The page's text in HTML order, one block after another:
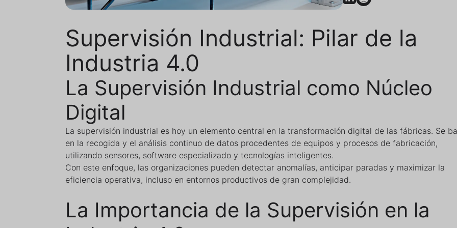
Supervisión Industrial: Pilar de la
Industria 4.0
La Supervisión Industrial como Núcleo
Digital
La supervisión industrial es hoy un elemento central en la transformación digital de las fábricas. Se
en la recogida y el análisis continuo de datos procedentes de equipos y procesos de fabricación,
utilizando sensores, software especializado y tecnologías inteligentes.
Con este enfoque, las organizaciones pueden detectar anomalías, anticipar paradas y maximizar la
eficiencia operativa, incluso en entornos productivos de gran complejidad.
La Importancia de la Supervisión en la